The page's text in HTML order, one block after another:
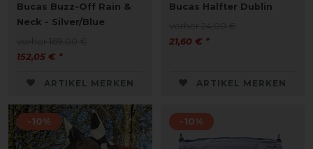
Bucas Buzz-Off Rain &
Neck - Silver/Blue
152,05 € *
ARTIKEL MERKEN
Bucas Halfter Dublin
21,60 € *
ARTIKEL MERKEN
-10% -10%